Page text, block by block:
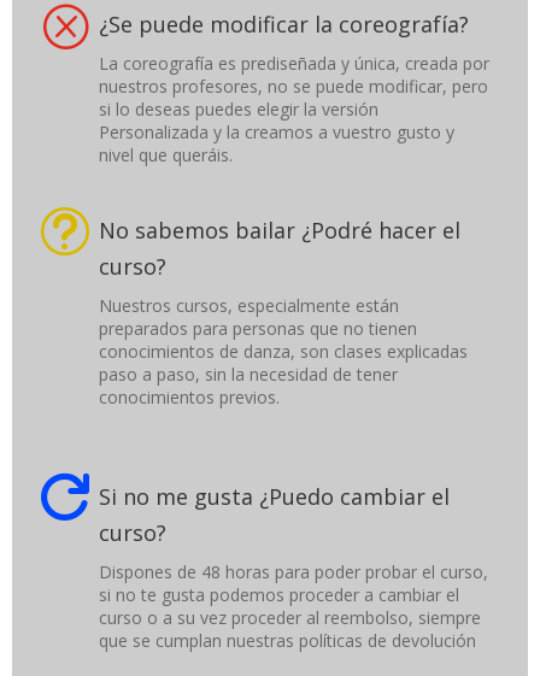
Q ¿Se puede modificar la coreografía?
La coreografía es prediseñada y única, creada por
nuestros profesores, no se puede modificar, pero
si lo deseas puedes elegir la versión
Personalizada y la creamos a vuestro gusto y
nivel que queráis.
t No sabemos bailar ¿Podré hacer el
curso?
Nuestros cursos, especialmente están
preparados para personas que no tienen
conocimientos de danza, son clases explicadas
paso a paso, sin la necesidad de tener
conocimientos previos.
 Si no me gusta ¿Puedo cambiar el
curso?
Dispones de 48 horas para poder probar el curso,
si no te gusta podemos proceder a cambiar el
curso o a su vez proceder al reembolso, siempre
que se cumplan nuestras políticas de devolución